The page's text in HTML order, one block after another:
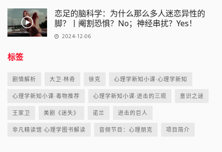
恋足的脑科学：为什么那么多人迷恋异性的
脚？丨阉割恐惧？No；神经串扰？Yes！
2024-12-06
标签
剧情解析 大卫·林奇 徐克 心理学新知小课·心理学新知
心理学新知小课·毒物推荐 心理学新知小课·进击的三观 意识之谜
王家卫 美剧《迷失》 诺兰 进击的巨人
非凡精读馆·心理学图书解读 音频节目：心理朋克 项目简介